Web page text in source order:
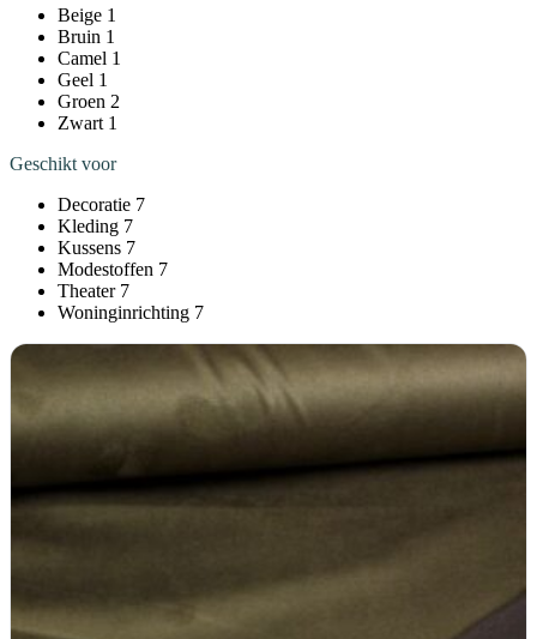
Beige 1
Bruin 1
Camel 1
Geel 1
Groen 2
Zwart 1
Geschikt voor
Decoratie 7
Kleding 7
Kussens 7
Modestoffen 7
Theater 7
Woninginrichting 7